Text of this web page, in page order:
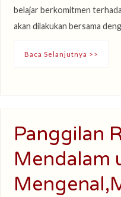
belajar berkomitmen
akan dilakukan bersama
Baca Selanjutnya >>
Panggilan
Mendalam